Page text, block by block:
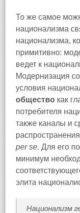
То же самое
национализма
национализма,
примитивно:
ведет к
Модернизация
условия
общество как
потребителя
также каналы и
per se. Для его
минимум
элита
Национализм